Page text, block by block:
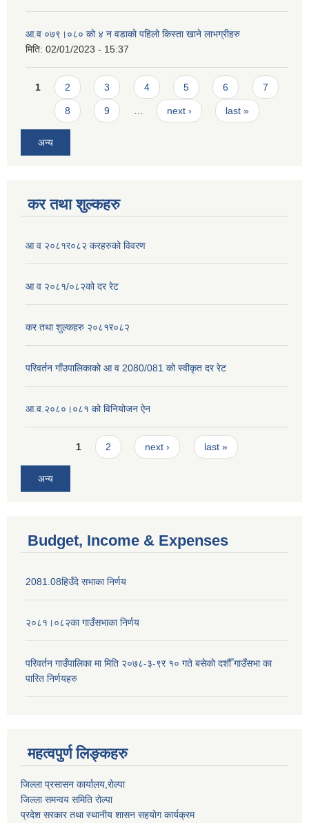
आ.व ०७९।०८० को ४ न‌‍ वडाको पहिलो किस्ता खाने लाभग्रीहरु
मिति: 02/01/2023 - 15:37
Pages
1 2 3 4 5 6 7
8 9 next › last »
अन्य
कर तथा शुल्कहरु
आ व २०८१र०८२ करहरुको विवरण
आ व २०८१/०८२को दर रेट
कर तथा शुल्कहरु २०८१र०८२
परिवर्तन गाँउपालिकाको आ व 2080/081 को स्वीकृत दर रेट
आ.व.२०८०।०८१ को विनियोजन ऐन
Pages1 2 next › last »
अन्य
Budget, Income & Expenses
2081.08हिउँदे सभाका निर्णय
२०८१।०८२का गाउँसभाका निर्णय
परिवर्तन गाउँपालिका मा मिति २०७८-३-९र १० गते बसेकाे दशौँ गाउँसभा का
पारित निर्णयहरु
महत्वपुर्ण लिङ्कहरु
जिल्ला प्रसासन कार्यालय,राेल्पा
जिल्ला समन्वय समिति रोल्पा
प्रदेश सरकार तथा स्थानीय शासन सहयाेग कार्यक्रम